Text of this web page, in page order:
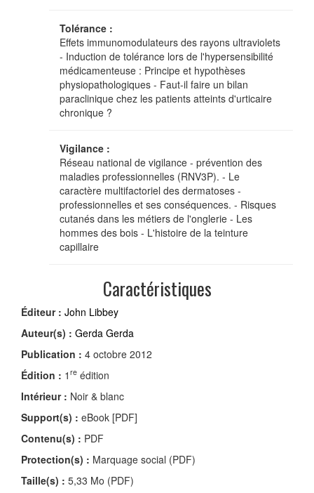
Tolérance :
Effets immunomodulateurs des rayons ultraviolets
- Induction de tolérance lors de l'hypersensibilité
médicamenteuse : Principe et hypothèses
physiopathologiques - Faut-il faire un bilan
paraclinique chez les patients atteints d'urticaire
chronique ?
Vigilance :
Réseau national de vigilance - prévention des
maladies professionnelles (RNV3P). - Le
caractère multifactoriel des dermatoses -
professionnelles et ses conséquences. - Risques
cutanés dans les métiers de l'onglerie - Les
hommes des bois - L'histoire de la teinture
capillaire
Caractéristiques
Éditeur : John Libbey
Auteur(s) : Gerda Gerda
Publication : 4 octobre 2012
Édition : 1 re édition
Intérieur : Noir & blanc
Support(s) : eBook [PDF]
Contenu(s) : PDF
Protection(s) : Marquage social (PDF)
Taille(s) : 5,33 Mo (PDF)